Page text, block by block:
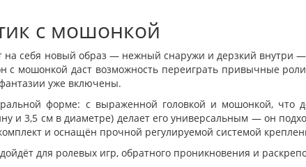
с мошонкой
себя новый образ — нежный снаружи и дерзкий внутри
с мошонкой даст возможность переиграть привычные
уже включены.
форме: с выраженной головкой и мошонкой, что
и 3,5 см в диаметре) делает его универсальным — он
и оснащён прочной регулируемой системой
для ролевых игр, обратного проникновения и